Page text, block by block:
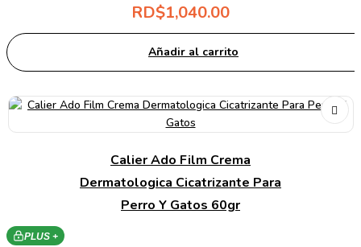
RD$1,040.00
Añadir al carrito
Calier Ado Film Crema
Dermatologica Cicatrizante Para
Perro Y Gatos 60gr
PLUS +